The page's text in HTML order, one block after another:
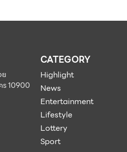
ร 10900
CATEGORY
Highlight
News
Entertainment
Lifestyle
Lottery
Sport